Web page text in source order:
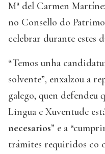
Mª del Carmen
no Consello do
celebrar durante estes
“Temos unha
solvente”, enxalzou a
galego, quen defendeu
Lingua e Xuventude
necesarios” e a
trámites requiridos co